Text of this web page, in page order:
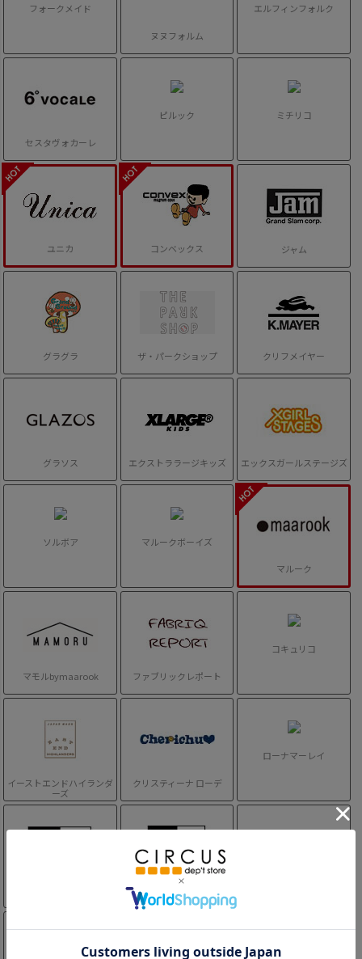
フォークメイド
ヌヌフォルム
エルフィンフォルク
セスタヴォカーレ
ピルック ミチリコ
ユニカ コンベックス ジャム
グラグラ ザ・パークショップ クリフメイヤー
グラソス エクストララージキッズ エックスガールステージズ
ソルボア マルークボーイズ
マルーク
マモルbymaarook ファブリックレポート
コキュリコ
イーストエンドハイランダ
ーズ
クリスティーナ ローデ
ローナマーレイ